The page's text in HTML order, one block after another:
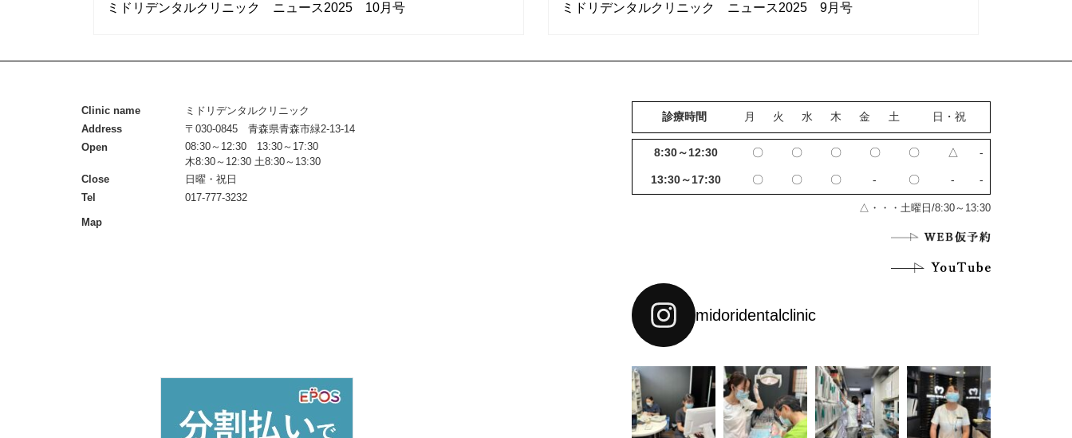
ミドリデンタルクリニック ニュース2025 10月号 ミドリデンタルクリニック ニュース2025 9月号
Clinic name
ミドリデンタルクリニック
Address
〒030-0845 青森県青森市緑2-13-14
Open
08:30～12:30 13:30～17:30
木8:30～12:30 土8:30～13:30
Close
日曜・祝日
Tel
017-777-3232
Map
診療時間 月 火 水 木 金 土 日・祝
8:30～12:30 〇 〇 〇 〇 〇 △ ‐
13:30～17:30 〇 〇 〇 ‐ 〇 ‐ ‐
△・・・土曜日/8:30～13:30
midoridentalclinic